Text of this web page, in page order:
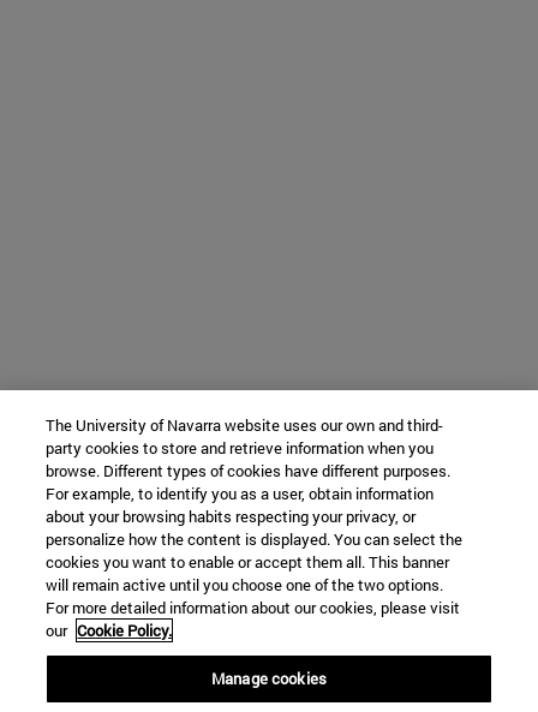
The University of Navarra website uses our own and third-
party cookies to store and retrieve information when you
browse. Different types of cookies have different purposes.
For example, to identify you as a user, obtain information
about your browsing habits respecting your privacy, or
personalize how the content is displayed. You can select the
cookies you want to enable or accept them all. This banner
will remain active until you choose one of the two options.
For more detailed information about our cookies, please visit
our Cookie Policy.
Manage cookies